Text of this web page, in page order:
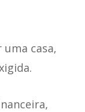
casa,